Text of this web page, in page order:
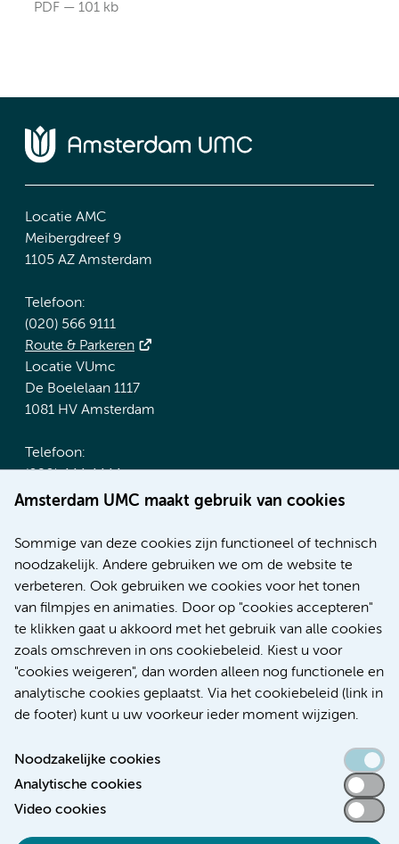
Amsterdam UMC maakt gebruik van cookies
Sommige van deze cookies zijn functioneel of technisch
noodzakelijk. Andere gebruiken we om de website te
verbeteren. Ook gebruiken we cookies voor het tonen
van filmpjes en animaties. Door op "cookies accepteren"
te klikken gaat u akkoord met het gebruik van alle cookies
zoals omschreven in ons cookiebeleid. Kiest u voor
"cookies weigeren", dan worden alleen nog functionele en
analytische cookies geplaatst. Via het cookiebeleid (link in
de footer) kunt u uw voorkeur ieder moment wijzigen.
Noodzakelijke cookies
Analytische cookies
Video cookies
PDF
101 kb
Locatie AMC
Meibergdreef 9
1105 AZ Amsterdam
Telefoon:
(020) 566 9111
Route & Parkeren
Locatie VUmc
De Boelelaan 1117
1081 HV Amsterdam
Telefoon:
(020) 444 4444
Route & Parkeren
Meer Amsterdam UMC websites:
Werken bij Amsterdam UMC
Over Amsterdam UMC
Nieuws
Research
Educatie Locatie VUmc
Toegankelijkheidsverklaring